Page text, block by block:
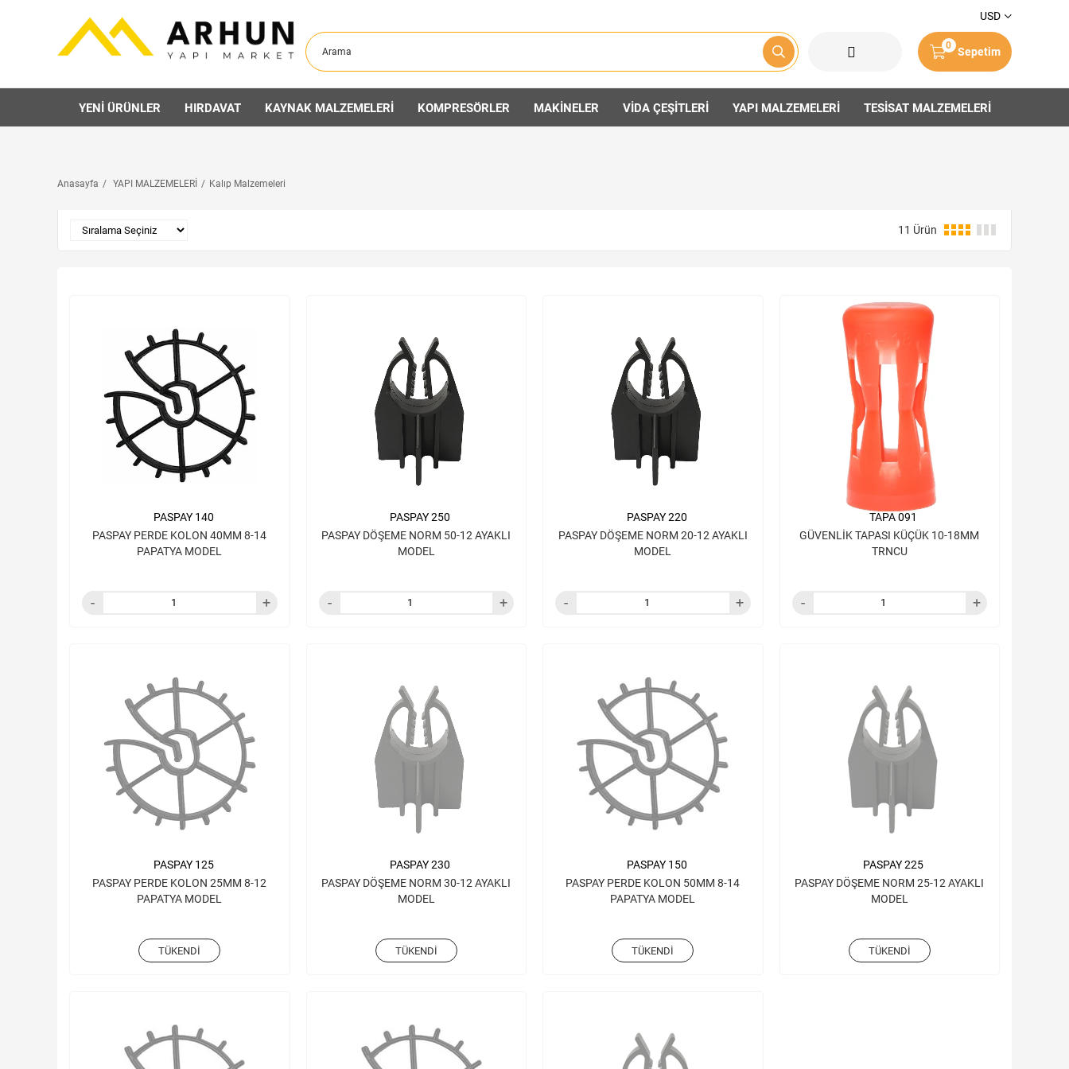
USD
Sepetim
0
YENİ ÜRÜNLER HIRDAVAT KAYNAK MALZEMELERİ KOMPRESÖRLER MAKİNELER VİDA ÇEŞİTLERİ YAPI MALZEMELERİ TESİSAT MALZEMELERİ
Anasayfa YAPI MALZEMELERİ Kalıp Malzemeleri
11 Ürün
PASPAY PERDE KOLON 40MM 8-14
PAPATYA MODEL
PASPAY 140
PASPAY DÖŞEME NORM 50-12 AYAKLI
MODEL
PASPAY 250
PASPAY DÖŞEME NORM 20-12 AYAKLI
MODEL
PASPAY 220
GÜVENLİK TAPASI KÜÇÜK 10-18MM
TRNCU
TAPA 091
PASPAY PERDE KOLON 25MM 8-12
PAPATYA MODEL
PASPAY 125
TÜKENDI
PASPAY DÖŞEME NORM 30-12 AYAKLI
MODEL
PASPAY 230
TÜKENDI
PASPAY PERDE KOLON 50MM 8-14
PAPATYA MODEL
PASPAY 150
TÜKENDI
PASPAY DÖŞEME NORM 25-12 AYAKLI
MODEL
PASPAY 225
TÜKENDI